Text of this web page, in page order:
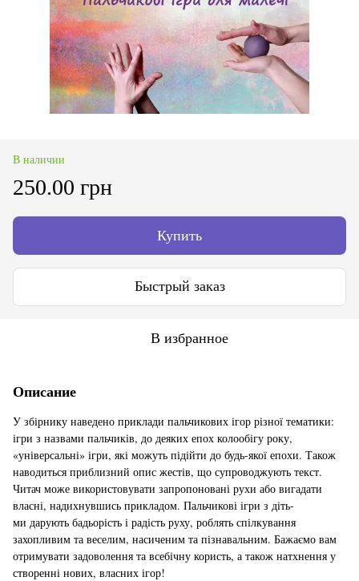
В наличии
250.00 грн
Купить
Быстрый заказ
В избранное
Описание
У збірнику наведено приклади пальчикових ігор різної тематики:
ігри з назвами пальчиків, до деяких епох колообігу року,
«універсальні» ігри, які можуть підійти до будь-якої епохи. Також
наводиться приблизний опис жестів, що супроводжують текст.
Читач може використовувати запропоновані рухи або вигадати
власні, надихнувшись прикладом. Пальчикові ігри з діть-
ми дарують бадьорість і радість руху, роблять спілкування
захопливим та веселим, насиченим та пізнавальним. Бажаємо вам
отримувати задоволення та всебічну користь, а також натхнення у
створенні нових, власних ігор!